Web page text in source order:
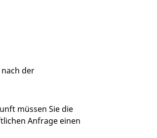
der
müssen Sie die
Anfrage einen